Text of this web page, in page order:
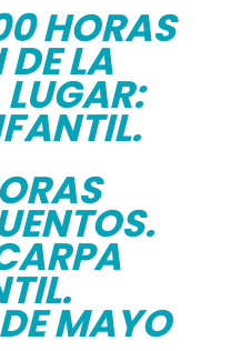
HORAS
LA
MAYO